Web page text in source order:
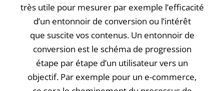
très utile pour mesurer par exemple l’efficacité
d’un entonnoir de conversion ou l’intérêt
que suscite vos contenus. Un entonnoir de
conversion est le schéma de progression
étape par étape d’un utilisateur vers un
objectif. Par exemple pour un e-commerce,